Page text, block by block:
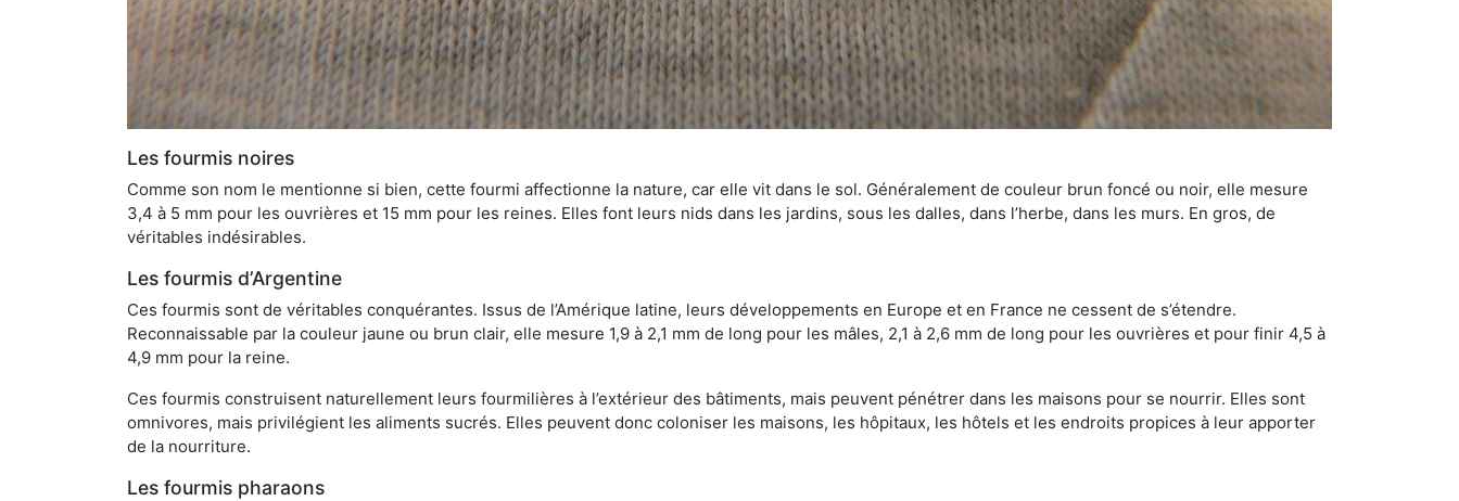
Les fourmis noires
Comme son nom le mentionne si bien, cette fourmi affectionne la nature, car elle vit dans le sol. Généralement de couleur brun foncé ou noir, elle mesure
3,4 à 5 mm pour les ouvrières et 15 mm pour les reines. Elles font leurs nids dans les jardins, sous les dalles, dans l’herbe, dans les murs. En gros, de
véritables indésirables.
Les fourmis d’Argentine
Ces fourmis sont de véritables conquérantes. Issus de l’Amérique latine, leurs développements en Europe et en France ne cessent de s’étendre.
Reconnaissable par la couleur jaune ou brun clair, elle mesure 1,9 à 2,1 mm de long pour les mâles, 2,1 à 2,6 mm de long pour les ouvrières et pour finir 4,5 à
4,9 mm pour la reine.
Ces fourmis construisent naturellement leurs fourmilières à l’extérieur des bâtiments, mais peuvent pénétrer dans les maisons pour se nourrir. Elles sont
omnivores, mais privilégient les aliments sucrés. Elles peuvent donc coloniser les maisons, les hôpitaux, les hôtels et les endroits propices à leur apporter
de la nourriture.
Les fourmis pharaons